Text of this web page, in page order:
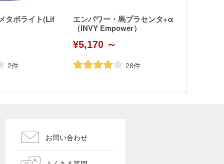
タボライト(Lif
2件
エンパワー・馬プラセンタ+α
（INVY Empower）
¥5,170 ～
26件
お問い合わせ